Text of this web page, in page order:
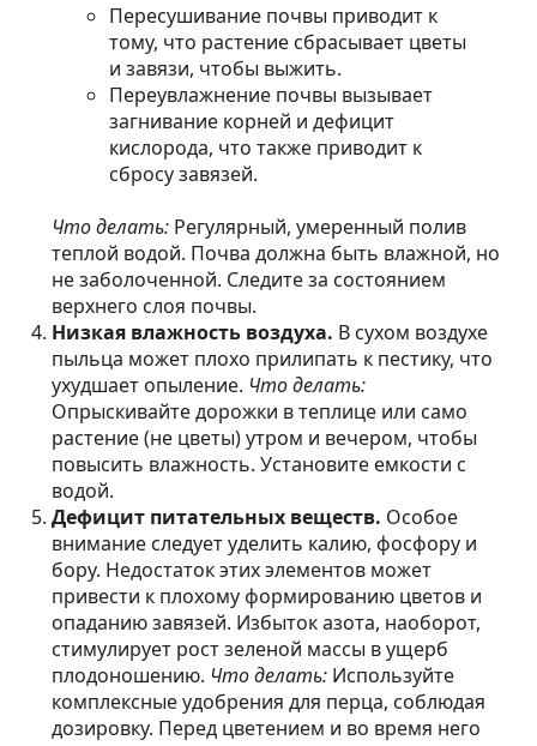
Пересушивание почвы приводит к
тому, что растение сбрасывает цветы
и завязи, чтобы выжить.
Переувлажнение почвы вызывает
загнивание корней и дефицит
кислорода, что также приводит к
сбросу завязей.
Что делать:Регулярный, умеренный полив
теплой водой. Почва должна быть влажной, но
не заболоченной. Следите за состоянием
верхнего слоя почвы.
Низкая влажность воздуха. В сухом воздухе
пыльца может плохо прилипать к пестику, что
ухудшает опыление. Что делать:
Опрыскивайте дорожки в теплице или само
растение (не цветы) утром и вечером, чтобы
повысить влажность. Установите емкости с
водой.
Дефицит питательных веществ. Особое
внимание следует уделить калию, фосфору и
бору. Недостаток этих элементов может
привести к плохому формированию цветов и
опаданию завязей. Избыток азота, наоборот,
стимулирует рост зеленой массы в ущерб
плодоношению. Что делать:Используйте
комплексные удобрения для перца, соблюдая
дозировку. Перед цветением и во время него